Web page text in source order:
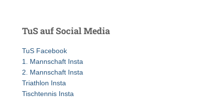
n
a
c
h
:
TuS auf Social Media
TuS Facebook
1. Mannschaft Insta
2. Mannschaft Insta
Triathlon Insta
Tischtennis Insta